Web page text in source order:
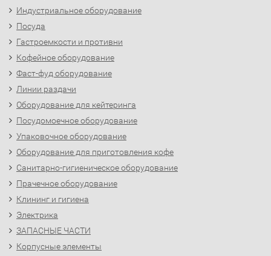
Индустриальное оборудование
Посуда
Гастроемкости и противни
Кофейное оборудование
Фаст-фуд оборудование
Линии раздачи
Оборудование для кейтеринга
Посудомоечное оборудование
Упаковочное оборудование
Оборудование для приготовления кофе
Санитарно-гигиеническое оборудование
Прачечное оборудование
Клининг и гигиена
Электрика
ЗАПАСНЫЕ ЧАСТИ
Корпусные элементы